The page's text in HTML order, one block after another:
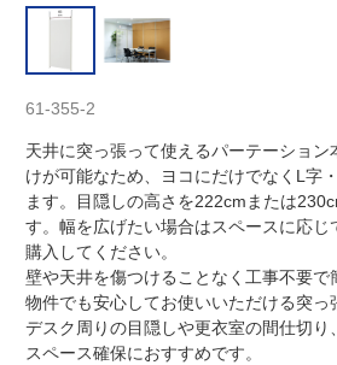
61-355-2
天井に突っ張って使えるパーテーショ
けが可能なため、ヨコにだけでなくL字
ます。目隠しの高さを222cmまたは
す。幅を広げたい場合はスペースに応じ
購入してください。
壁や天井を傷つけることなく工事不要で
物件でも安心してお使いいただける突っ
デスク周りの目隠しや更衣室の間仕切り
スペース確保におすすめです。